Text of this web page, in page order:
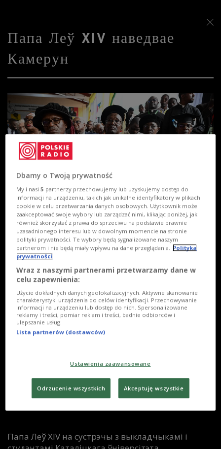
Папа Леў XIV наведвае
Камерун
15 WSZYSTKIE
Папа Леў XIV на сустрэчы з выкладчыкамі і
Dbamy o Twoją prywatność
My i nasi5 partnerzy przechowujemy lub uzyskujemy dostęp do
informacji na urządzeniu, takich jak unikalne identyfikatory w plikach
cookie w celu przetwarzania danych osobowych. Użytkownik może
zaakceptować swoje wybory lub zarządzać nimi, klikając poniżej, jak
również skorzystać z prawa do sprzeciwu na podstawie prawnie
uzasadnionego interesu lub w dowolnym momencie na stronie
polityki prywatności. Te wybory będą sygnalizowane naszym
partnerom i nie będą miały wpływu na dane przeglądania. Polityka
prywatności
Wraz z naszymi partnerami przetwarzamy dane w
celu zapewnienia:
Użycie dokładnych danych geolokalizacyjnych. Aktywne skanowanie
charakterystyki urządzenia do celów identyfikacji. Przechowywanie
informacji na urządzeniu lub dostęp do nich. Spersonalizowane
reklamy i treści, pomiar reklam i treści, badnie odbiorców i
ulepszanie usług.
Lista partnerów (dostawców)
Ustawienia zaawansowane
Odrzucenie wszystkich Akceptuję wszystkie